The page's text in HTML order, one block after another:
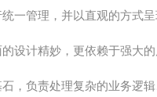
一管理，并以直观的方式
设计精妙，更依赖于强大的
，负责处理复杂的业务逻